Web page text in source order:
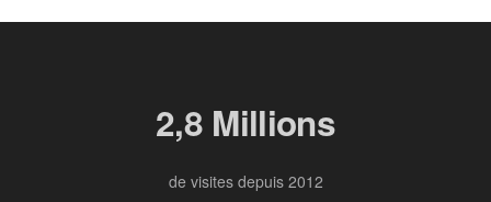
2,8 Millions
de visites depuis 2012